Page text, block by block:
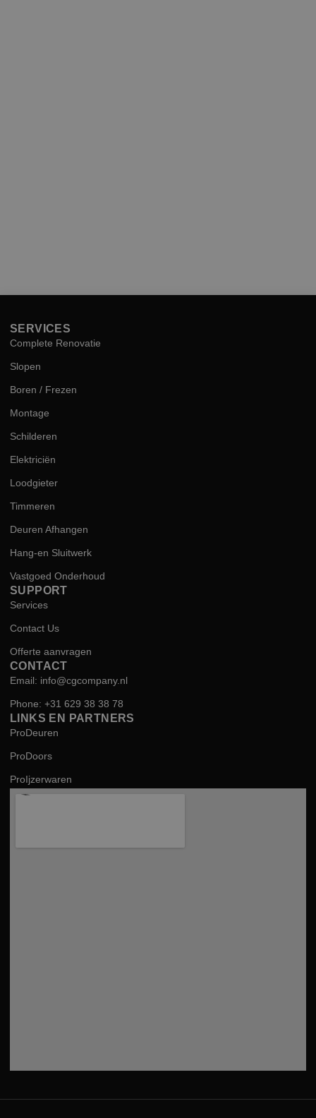
SERVICES
Complete Renovatie
Slopen
Boren / Frezen
Montage
Schilderen
Elektriciën
Loodgieter
Timmeren
Deuren Afhangen
Hang-en Sluitwerk
Vastgoed Onderhoud
SUPPORT
Services
Contact Us
Offerte aanvragen
CONTACT
Email: info@cgcompany.nl
Phone: +31 629 38 38 78
LINKS EN PARTNERS
ProDeuren
ProDoors
ProIjzerwaren